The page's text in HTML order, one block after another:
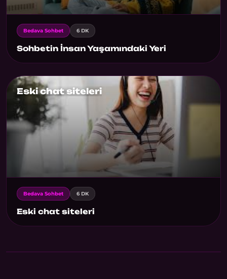
Bedava Sohbet 6 DK
Sohbetin İnsan Yaşamındaki Yeri
Eski chat siteleri
Bedava Sohbet 6 DK
Eski chat siteleri